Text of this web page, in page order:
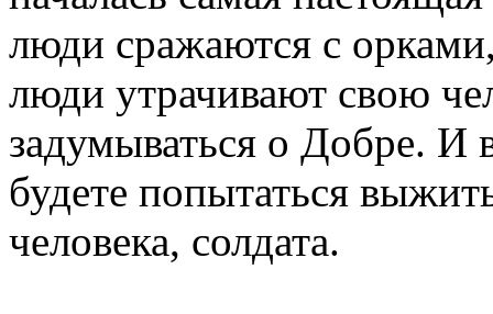
люди сражаются с
люди утрачивают свою
задумываться о Добре.
будете попытаться
человека, солдата.